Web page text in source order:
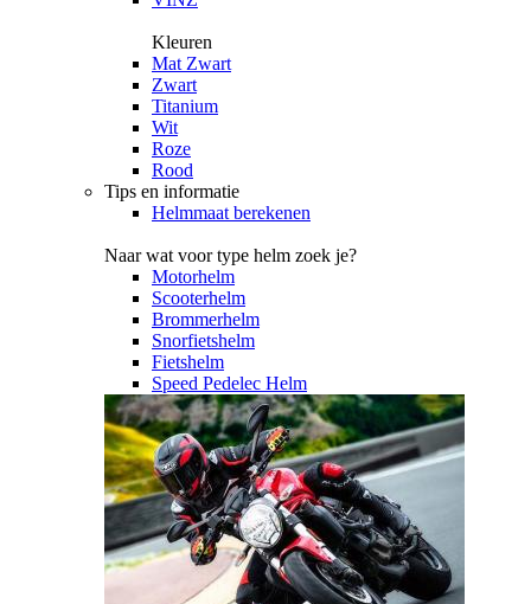
Kleuren
Mat Zwart
Zwart
Titanium
Wit
Roze
Rood
Tips en informatie
Helmmaat berekenen
Naar wat voor type helm zoek je?
Motorhelm
Scooterhelm
Brommerhelm
Snorfietshelm
Fietshelm
Speed Pedelec Helm